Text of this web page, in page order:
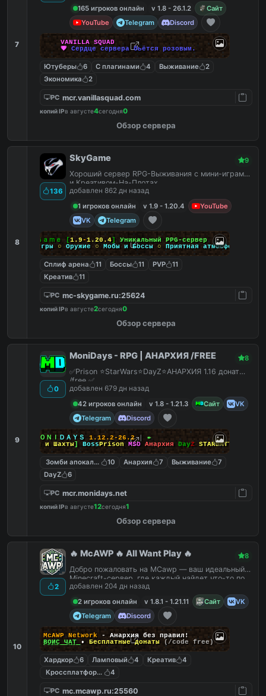
7
165 игроков онлайн v 1.8 - 26.1.2
Сайт
YouTube
Telegram Discord
VANILLA SQUAD
💗 Сердце сервера бьётся розовым.
Ютуберы 6 С плагинами 4 Выживание
2
Экономика
2
PC mcr.vanillasquad.com
копий IPв августе4сегодня0
Обзор сервера
8
136
SkyGame 9
Хороший сервер RPG-Выживания с мини-играми
и Креативом-На-Плотах.
добавлен 862 дн назад
1 игроков онлайн
v 1.9 - 1.20.4
YouTube
VK
Telegram
Ｓｋｙ Ｇａｍｅ [1.9-1.20.4] Уникальный PPG-сервер
Мини-игры ○ Оружие ○ Мобы и Боссы ○ Приятная атмосфера
Сплиф арена 11 Боссы 11 PVP
11
Креатив
11
PC mc-skygame.ru:25624
копий IPв августе2сегодня0
Обзор сервера
9
0
MoniDays - RPG | АНАРХИЯ /FREE 8
✅Prison ⭐StarWars⭐DayZ⭐АНАРХИЯ 1.16 донат
/free ✅
добавлен 679 дн назад
42 игроков онлайн
v 1.8 - 1.21.3 Сайт
VK
Telegram
Discord
↠ ＭＯＮＩ ＤＡＹＳ 1.12.2-26.2
↞
[
Боссы и Шахты] BossPrison MSO Анархия DayZ STARBATTLE
Зомби апокалипсис
10 Анархия 7 Выживание
7
DayZ
6
PC mcr.monidays.net
копий IPв августе12сегодня1
Обзор сервера
10
2
🔥 McAWP 🔥 All Want Play 🔥 8
Добро пожаловать на MCawp — ваш идеальный
Minecraft-сервер, где каждый найдет что-то по
душе!
добавлен 204 дн назад
2 игроков онлайн
v 1.8.1 - 1.21.11 Сайт
VK
Telegram
Discord
McAWP Network
- Анархия без правил!
ВОЙС ЧАТ
• Бесплатные донаты (/code free)
Хардкор 6 Ламповый 4 Креатив
4
Кроссплатформенный
4
PC mc.mcawp.ru:25560